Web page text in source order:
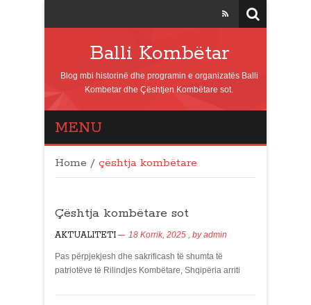
Balli Kombëtar
Blog mbi historinë dhe programin e organizatës Balli
Kombetar dhe Çështjen Kombëtare sot.
MENU
Home / çështja kombëtare
Çështja kombëtare sot
AKTUALITETI 18 Korrik, 2025 , byadmin
Pas përpjekjesh dhe sakrificash të shumta të
patriotëve të Rilindjes Kombëtare, Shqipëria arriti